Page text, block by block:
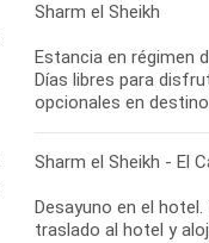
Sharm el Sheikh
Estancia en régimen
Días libres para
opcionales en
Sharm el Sheikh - El
Desayuno en el
traslado al hotel y